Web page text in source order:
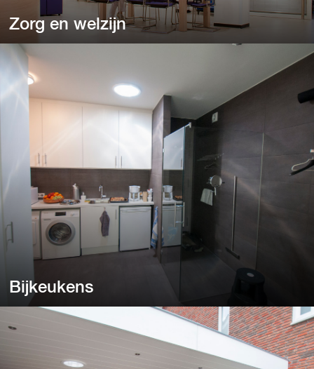
Zorg en welzijn
Zorg en welzijn
Van ziekenhuizen tot zorgcentra en verzorgingstehuizen.
Bijkeukens
Bijkeukens
Een donkere bijkeuken is onhandig.